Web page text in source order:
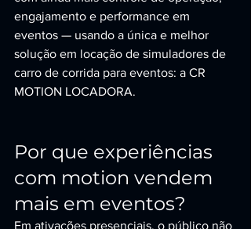
engajamento e performance em
eventos — usando a única e melhor
solução em locação de simuladores de
carro de corrida para eventos: a CR
MOTION LOCADORA.
Por que experiências
com motion vendem
mais em eventos?
Em ativações presenciais, o público não